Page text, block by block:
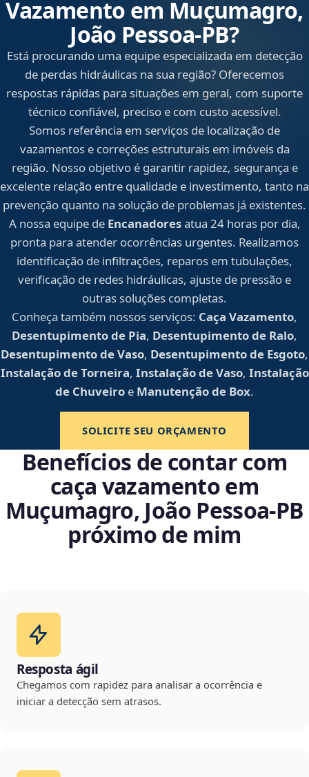
Vazamento em Muçumagro,
João Pessoa‑PB?
Está procurando uma equipe especializada em detecção
de perdas hidráulicas na sua região? Oferecemos
respostas rápidas para situações em geral, com suporte
técnico confiável, preciso e com custo acessível.
Somos referência em serviços de localização de
vazamentos e correções estruturais em imóveis da
região. Nosso objetivo é garantir rapidez, segurança e
excelente relação entre qualidade e investimento, tanto na
prevenção quanto na solução de problemas já existentes.
A nossa equipe de Encanadoresatua 24 horas por dia,
pronta para atender ocorrências urgentes. Realizamos
identificação de infiltrações, reparos em tubulações,
verificação de redes hidráulicas, ajuste de pressão e
outras soluções completas.
Conheça também nossos serviços: Caça Vazamento,
Desentupimento de Pia, Desentupimento de Ralo,
Desentupimento de Vaso, Desentupimento de Esgoto,
Instalação de Torneira, Instalação de Vaso, Instalação
de Chuveiro e Manutenção de Box.
SOLICITE SEU ORÇAMENTO
Benefícios de contar com
caça vazamento em
Muçumagro, João Pessoa‑PB
próximo de mim
Resposta ágil
Chegamos com rapidez para analisar a ocorrência e
iniciar a detecção sem atrasos.